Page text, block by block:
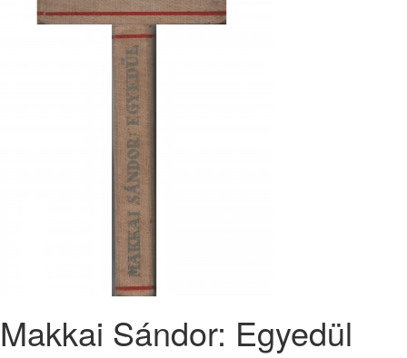
Makkai Sándor: Egyedül